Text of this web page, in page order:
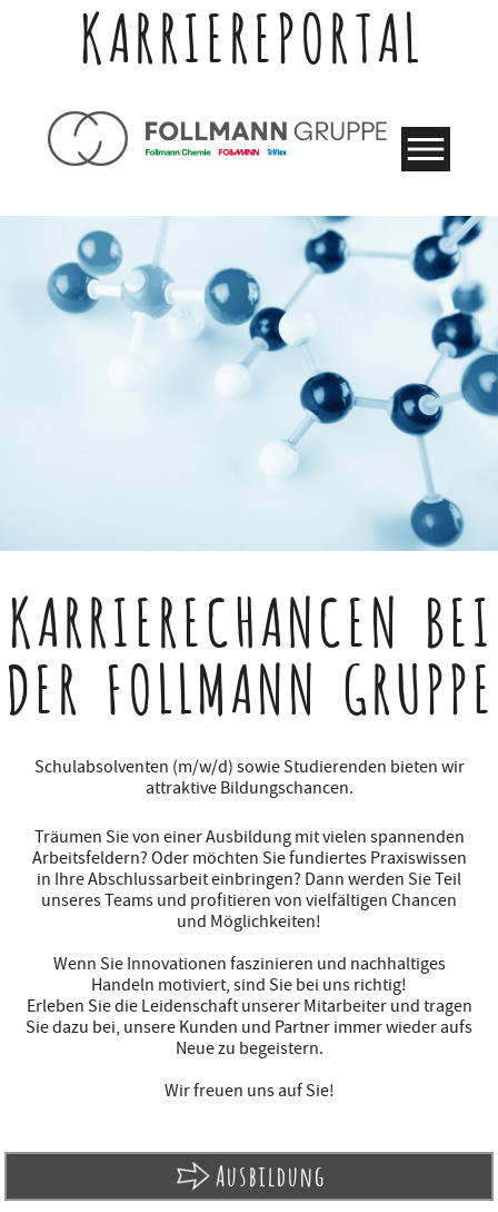
KARRIEREPORTAL
KARRIERECHANCEN BEI
DER FOLLMANN GRUPPE
Schulabsolventen (m/w/d) sowie Studierenden bieten wir
attraktive Bildungschancen.
Träumen Sie von einer Ausbildung mit vielen spannenden
Arbeitsfeldern? Oder möchten Sie fundiertes Praxiswissen
in Ihre Abschlussarbeit einbringen? Dann werden Sie Teil
unseres Teams und profitieren von vielfältigen Chancen
und Möglichkeiten!
Wenn Sie Innovationen faszinieren und nachhaltiges
Handeln motiviert, sind Sie bei uns richtig!
Erleben Sie die Leidenschaft unserer Mitarbeiter und tragen
Sie dazu bei, unsere Kunden und Partner immer wieder aufs
Neue zu begeistern.
Wir freuen uns auf Sie!
Ausbildung